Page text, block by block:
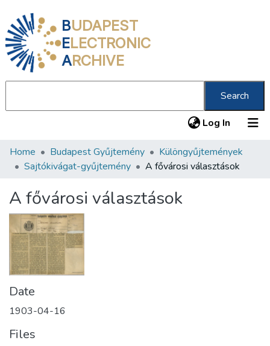
BUDAPEST
ELECTRONIC
ARCHIVE
Search
Log In (current)
Communities & Collections
Statistics
About us
Home Budapest Gyűjtemény
Különgyűjtemények
Sajtókivágat-gyűjtemény
A fővárosi választások
A fővárosi választások
Date
1903-04-16
Files